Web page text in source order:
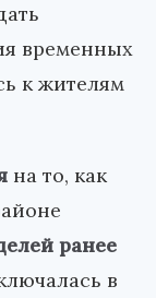
временных
к жителям
на то, как
ранее
в